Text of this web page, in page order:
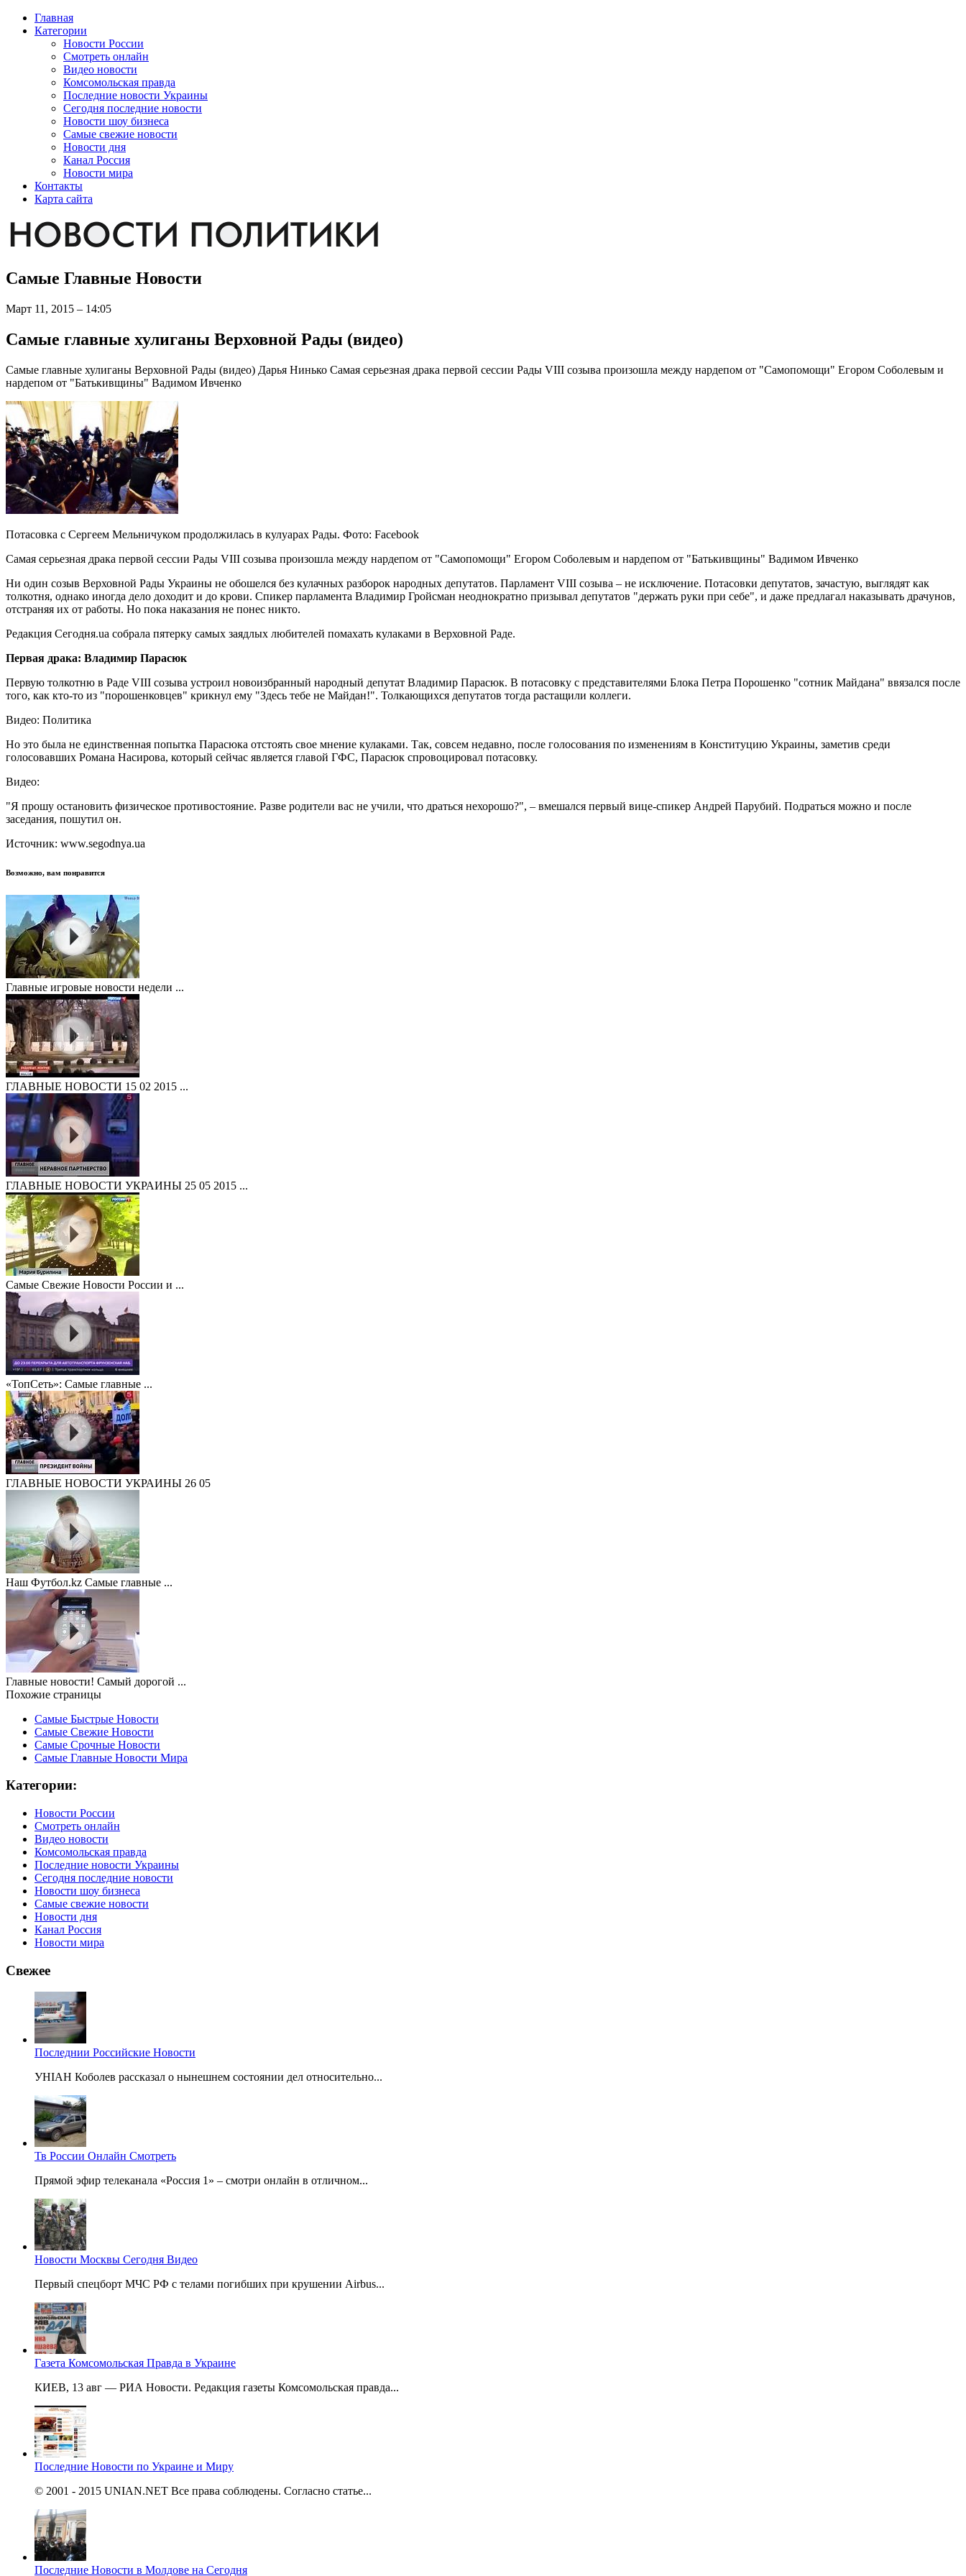
Главная
Категории
Новости России
Смотреть онлайн
Видео новости
Комсомольская правда
Последние новости Украины
Сегодня последние новости
Новости шоу бизнеса
Самые свежие новости
Новости дня
Канал Россия
Новости мира
Контакты
Карта сайта
Самые Главные Новости
Март 11, 2015 – 14:05
Самые главные хулиганы Верховной Рады (видео)
Самые главные хулиганы Верховной Рады (видео) Дарья Нинько Самая серьезная драка первой сессии Рады VIII созыва произошла между нардепом от "Самопомощи" Егором Соболевым и
нардепом от "Батькивщины" Вадимом Ивченко
Потасовка с Сергеем Мельничуком продолжилась в кулуарах Рады. Фото: Facebook
Самая серьезная драка первой сессии Рады VIII созыва произошла между нардепом от "Самопомощи" Егором Соболевым и нардепом от "Батькивщины" Вадимом Ивченко
Ни один созыв Верховной Рады Украины не обошелся без кулачных разборок народных депутатов. Парламент VIII созыва – не исключение. Потасовки депутатов, зачастую, выглядят как
толкотня, однако иногда дело доходит и до крови. Спикер парламента Владимир Гройсман неоднократно призывал депутатов "держать руки при себе", и даже предлагал наказывать драчунов,
отстраняя их от работы. Но пока наказания не понес никто.
Редакция Сегодня.ua собрала пятерку самых заядлых любителей помахать кулаками в Верховной Раде.
Первая драка: Владимир Парасюк
Первую толкотню в Раде VIII созыва устроил новоизбранный народный депутат Владимир Парасюк. В потасовку с представителями Блока Петра Порошенко "сотник Майдана" ввязался после
того, как кто-то из "порошенковцев" крикнул ему "Здесь тебе не Майдан!". Толкающихся депутатов тогда растащили коллеги.
Видео: Политика
Но это была не единственная попытка Парасюка отстоять свое мнение кулаками. Так, совсем недавно, после голосования по изменениям в Конституцию Украины, заметив среди
голосовавших Романа Насирова, который сейчас является главой ГФС, Парасюк спровоцировал потасовку.
Видео:
"Я прошу остановить физическое противостояние. Разве родители вас не учили, что драться нехорошо?", – вмешался первый вице-спикер Андрей Парубий. Подраться можно и после
заседания, пошутил он.
Источник: www.segodnya.ua
Возможно, вам понравится
Главные игровые новости недели ...
ГЛАВНЫЕ НОВОСТИ 15 02 2015 ...
ГЛАВНЫЕ НОВОСТИ УКРАИНЫ 25 05 2015 ...
Самые Свежие Новости России и ...
«ТопСеть»: Самые главные ...
ГЛАВНЫЕ НОВОСТИ УКРАИНЫ 26 05
Наш Футбол.kz Самые главные ...
Главные новости! Самый дорогой ...
Похожие страницы
Самые Быстрые Новости
Самые Свежие Новости
Самые Срочные Новости
Самые Главные Новости Мира
Категории:
Новости России
Смотреть онлайн
Видео новости
Комсомольская правда
Последние новости Украины
Сегодня последние новости
Новости шоу бизнеса
Самые свежие новости
Новости дня
Канал Россия
Новости мира
Свежее
Последнии Российские Новости
УНІАН Коболев рассказал о нынешнем состоянии дел относительно...
Тв России Онлайн Смотреть
Прямой эфир телеканала «Россия 1» – смотри онлайн в отличном...
Новости Москвы Сегодня Видео
Первый спецборт МЧС РФ с телами погибших при крушении Airbus...
Газета Комсомольская Правда в Украине
КИЕВ, 13 авг — РИА Новости. Редакция газеты Комсомольская правда...
Последние Новости по Украине и Миру
© 2001 - 2015 UNIAN.NET Все права соблюдены. Согласно статье...
Последние Новости в Молдове на Сегодня